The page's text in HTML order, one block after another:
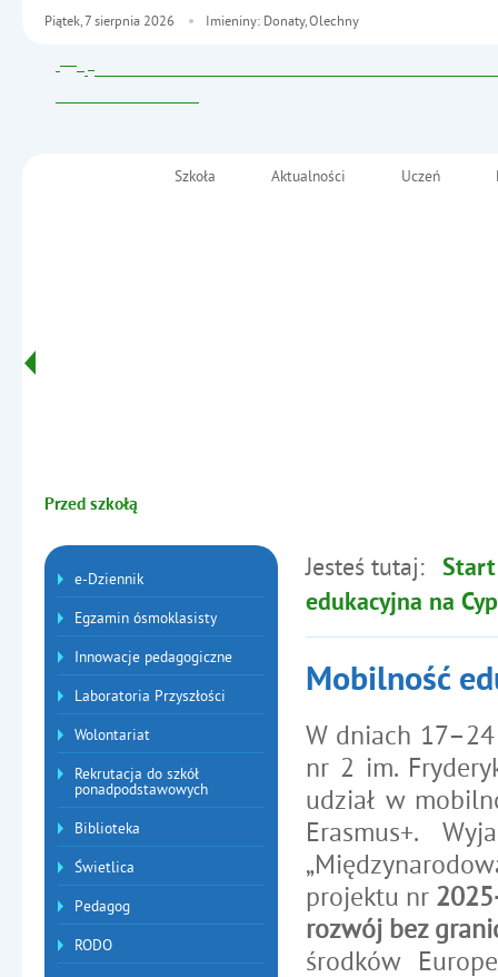
Piątek, 7 sierpnia 2026 Imieniny: Donaty, Olechny
Szkoła Aktualności Uczeń
Przed szkołą
Menu dodatkowe
e-Dziennik
Egzamin ósmoklasisty
Innowacje pedagogiczne
Laboratoria Przyszłości
Wolontariat
Rekrutacja do szkół
ponadpodstawowych
Biblioteka
Świetlica
Pedagog
RODO
Jesteś tutaj: Start
edukacyjna na
Mobilność
W dniach
nr 2 im.
udział w
Erasmus+.
projektu nr
rozwój bez
środków